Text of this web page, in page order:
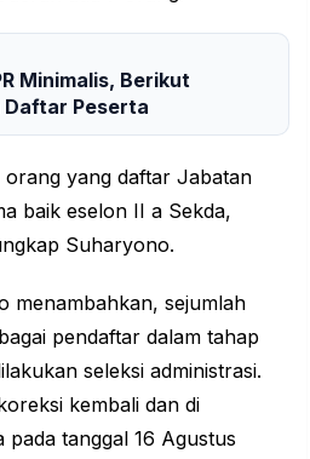
Minimalis, Berikut
Daftar Peserta
orang yang daftar Jabatan
baik eselon II a Sekda,
Suharyono.
menambahkan, sejumlah
pendaftar dalam tahap
seleksi administrasi.
kembali dan di
tanggal 16 Agustus